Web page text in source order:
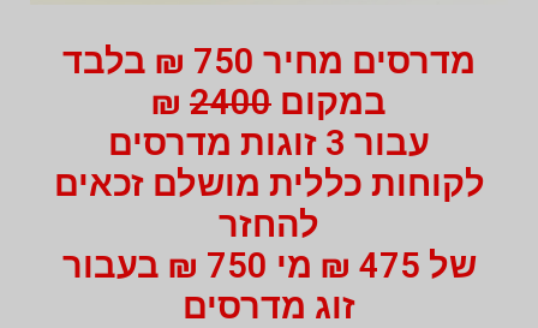
מדרסים מחיר 750 ₪ בלבד
במקום 2400
₪
עבור 3 זוגות מדרסים
לקוחות כללית מושלם זכאים
להחזר
של 475 ₪ מי 750 ₪ בעבור
זוג מדרסים